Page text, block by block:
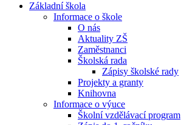
Základní škola
Informace o škole
O nás
Aktuality ZŠ
Zaměstnanci
Školská rada
Zápisy školské rady
Projekty a granty
Knihovna
Informace o výuce
Školní vzdělávací program